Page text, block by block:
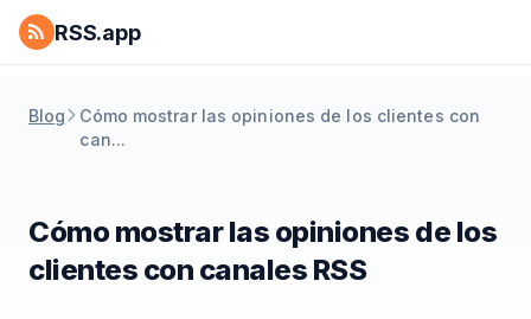
RSS.app
Blog
Cómo mostrar las opiniones de los clientes con
can...
Cómo mostrar las opiniones de los
clientes con canales RSS